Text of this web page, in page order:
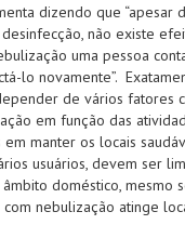
dizendo que
não existe
uma pessoa
lo novamente”.
de vários fatores
em função das
em manter os locais
usuários, devem ser
âmbito doméstico, mesmo
nebulização atinge